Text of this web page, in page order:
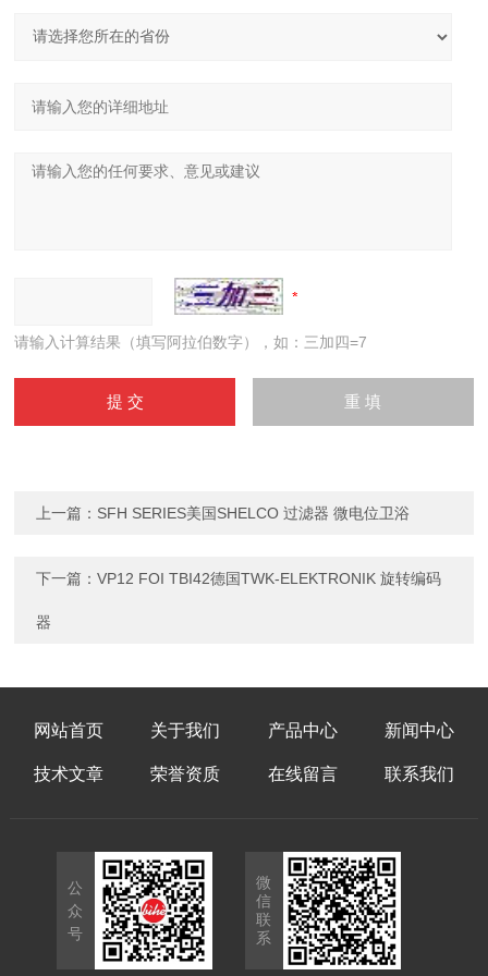
请输入计算结果（填写阿拉伯数字），如：三加四=7
上一篇： SFH SERIES美国SHELCO 过滤器 微电位卫浴
下一篇：VP12 FOI TBI42德国TWK-ELEKTRONIK 旋转编码
器
网站首页 关于我们 产品中心 新闻中心
技术文章 荣誉资质 在线留言 联系我们
公
众
号
微
信
联
系